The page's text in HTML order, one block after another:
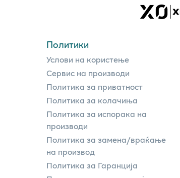
Политики
Услови на користење
Сервис на производи
Политика за приватност
Политика за колачиња
Политика за испорака на
производи
Политика за замена/враќање
на производ
Политика за Гаранција